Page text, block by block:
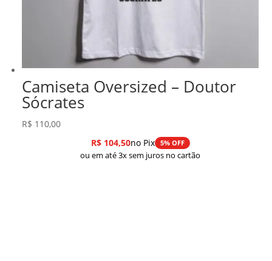
Camiseta Oversized – Doutor
Sócrates
R$ 110,00
R$104,50no Pix 5% OFF
ou em até 3x sem juros no cartão